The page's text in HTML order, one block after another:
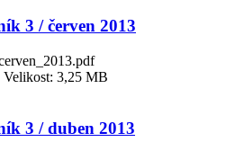
3 / červen 2013
Velikost: 3,25 MB
3 / duben 2013